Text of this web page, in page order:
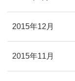
2015年12月
2015年11月